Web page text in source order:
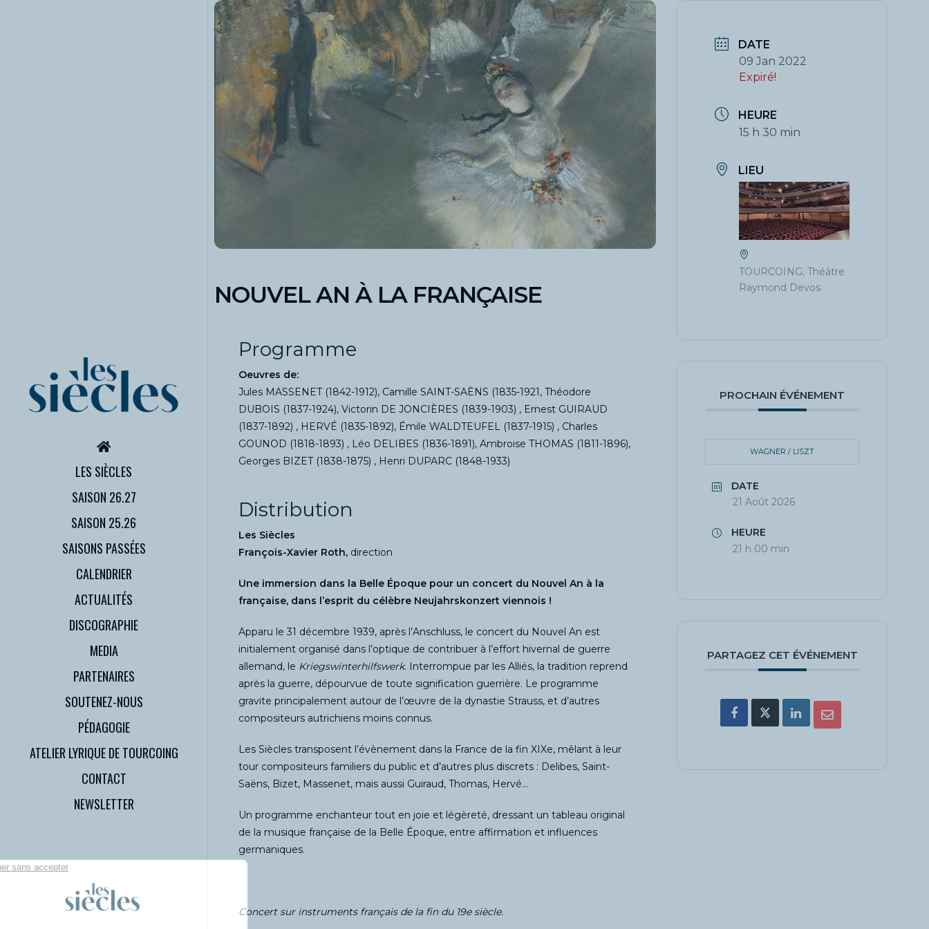
LES SIÈCLES
SAISON 26.27
SAISON 25.26
SAISONS PASSÉES
CALENDRIER
ACTUALITÉS
DISCOGRAPHIE
MEDIA
PARTENAIRES
SOUTENEZ-NOUS
PÉDAGOGIE
ATELIER LYRIQUE DE TOURCOING
CONTACT
NEWSLETTER
NOUVEL AN À LA FRANÇAISE
Programme
Oeuvres de:
Jules MASSENET (1842-1912), Camille SAINT-SAËNS (1835-1921, Théodore
DUBOIS (1837-1924), Victorin DE JONCIÈRES (1839-1903) , Ernest GUIRAUD
(1837-1892) , HERVÉ (1835-1892), Émile WALDTEUFEL (1837-1915) , Charles
GOUNOD (1818-1893) , Léo DELIBES (1836-1891), Ambroise THOMAS (1811-1896),
Georges BIZET (1838-1875) , Henri DUPARC (1848-1933)
Distribution
Les Siècles
François-Xavier Roth, direction
Une immersion dans la Belle Époque pour un concert du Nouvel An à la
française, dans l’esprit du célèbre Neujahrskonzert viennois !
Apparu le 31 décembre 1939, après l’Anschluss, le concert du Nouvel An est
initialement organisé dans l’optique de contribuer à l’effort hivernal de guerre
allemand, le Kriegswinterhilfswerk. Interrompue par les Alliés, la tradition reprend
après la guerre, dépourvue de toute signification guerrière. Le programme
gravite principalement autour de l’œuvre de la dynastie Strauss, et d’autres
compositeurs autrichiens moins connus.
Les Siècles transposent l’évènement dans la France de la fin XIXe, mêlant à leur
tour compositeurs familiers du public et d’autres plus discrets : Delibes, Saint-
Saëns, Bizet, Massenet, mais aussi Guiraud, Thomas, Hervé…
Un programme enchanteur tout en joie et légèreté, dressant un tableau original
de la musique française de la Belle Époque, entre affirmation et influences
germaniques.
Concert sur instruments français de la fin du 19e siècle.
DATE
09 Jan 2022
Expiré!
HEURE
15 h 30 min
LIEU
TOURCOING, Théâtre
Raymond Devos
PROCHAIN ÉVÉNEMENT
WAGNER / LISZT
DATE
21 Août 2026
HEURE
21 h 00 min
PARTAGEZ CET ÉVÉNEMENT